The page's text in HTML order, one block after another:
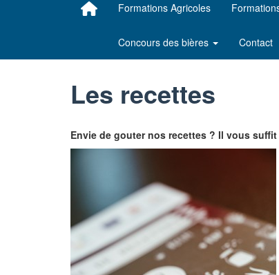
Formations Agricoles
Concours des bières Contact
Les recettes
Envie de gouter nos recettes ? Il vous